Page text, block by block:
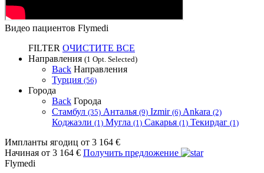
Видео пациентов Flymedi
FILTER ОЧИСТИТЕ ВСЕ
Направления (1 Opt. Selected)
Back Направления
Турция (56)
Города
Back Города
Стамбул (35) Анталья (9) Izmir (6) Ankara (2)
Коджаэли (1) Мугла (1) Сакарья (1) Текирдаг (1)
Импланты ягодиц от 3 164 €
Начиная от 3 164 € Получить предложение
Flymedi